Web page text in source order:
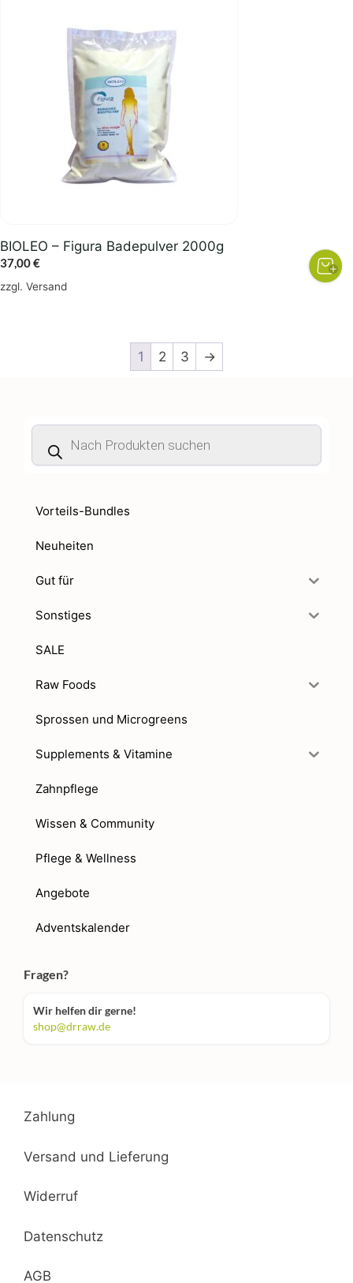
BIOLEO – Figura Badepulver 2000g
37,00€
zzgl. Versand
1 2 3 →
Products
search
Vorteils-Bundles
Neuheiten
Gut für
Sonstiges
SALE
Raw Foods
Sprossen und Microgreens
Supplements & Vitamine
Zahnpflege
Wissen & Community
Pflege & Wellness
Angebote
Adventskalender
Fragen?
Wir helfen dir gerne!
shop@drraw.de
Zahlung
Versand und Lieferung
Widerruf
Datenschutz
AGB